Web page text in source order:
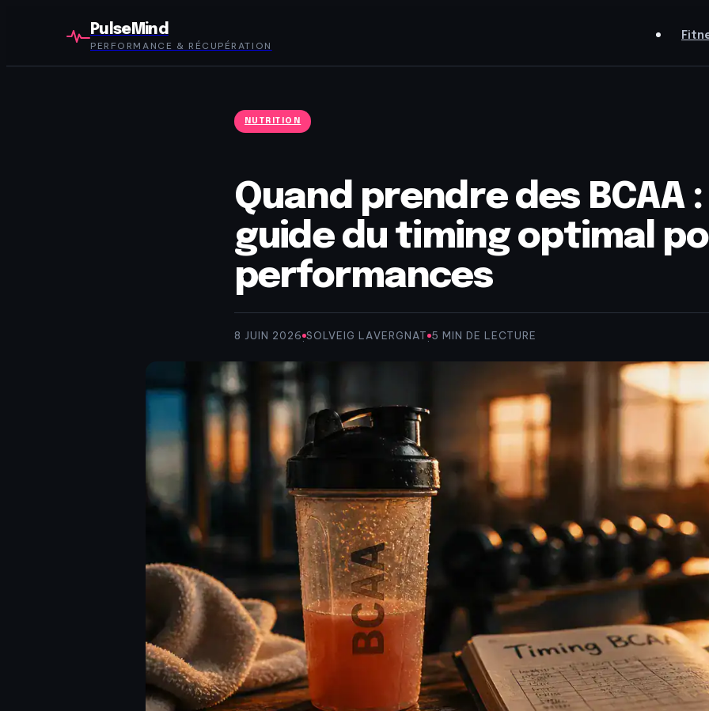
PulseMind
PERFORMANCE & RÉCUPÉRATION
NUTRITION
Quand prendre des BCAA
guide du timing optimal
performances
8 JUIN 2026·SOLVEIG LAVERGNAT·5 MIN DE LECTURE